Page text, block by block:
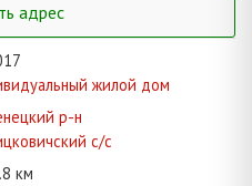
адрес
жилой дом
р-н
с/с
км